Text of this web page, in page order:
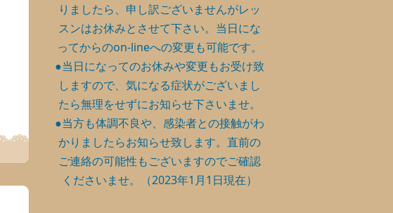
りましたら、申し訳ございませんがレッ
スンはお休みとさせて下さい。当日にな
ってからのon-lineへの変更も可能です。
●当日になってのお休みや変更もお受け致
しますので、気になる症状がございまし
たら無理をせずにお知らせ下さいませ。
●当方も体調不良や、感染者との接触がわ
かりましたらお知らせ致します。直前の
ご連絡の可能性もございますのでご確認
くださいませ。（2023年1月1日現在）